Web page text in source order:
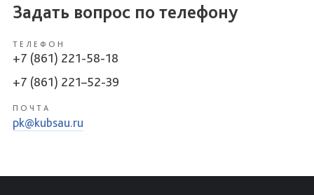
Задать вопрос по телефону
ТЕЛЕФОН
+7 (861) 221-58-18
+7 (861) 221–52-39
ПОЧТА
pk@kubsau.ru